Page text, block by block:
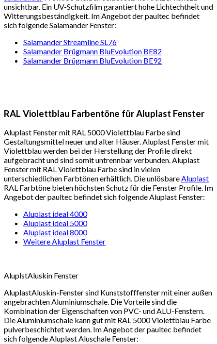
unsichtbar. Ein UV-Schutzfilm garantiert hohe Lichtechtheit und
Witterungsbeständigkeit. Im Angebot der paultec befindet
sich folgende Salamander Fenster:
Salamander Streamline SL76
Salamander Brügmann BluEvolution BE82
Salamander Brügmann BluEvolution BE92
RAL Violettblau Farbentöne für Aluplast Fenster
Aluplast Fenster mit RAL 5000 Violettblau Farbe sind
Gestaltungsmittel neuer und alter Häuser. Aluplast Fenster mit
Violettblau werden bei der Herstellung der Profile direkt
aufgebracht und sind somit untrennbar verbunden. Aluplast
Fenster mit RAL Violettblau Farbe sind in vielen
unterschiedlichen Farbtönen erhältlich. Die unlösbareAluplast
RAL Farbtöne bieten höchsten Schutz für die Fenster Profile. Im
Angebot der paultec befindet sich folgende Aluplast Fenster:
Aluplast ideal 4000
Aluplast ideal 5000
Aluplast ideal 8000
Weitere Aluplast Fenster
AluplstAluskin Fenster
AluplastAluskin-Fenster sind Kunststofffenster mit einer außen
angebrachten Aluminiumschale. Die Vorteile sind die
Kombination der Eigenschaften von PVC- und ALU-Fenstern.
Die Aluminiumschale kann gut mit RAL 5000 Violettblau Farbe
pulverbeschichtet werden. Im Angebot der paultec befindet
sich folgende Aluplast Aluschale Fenster: